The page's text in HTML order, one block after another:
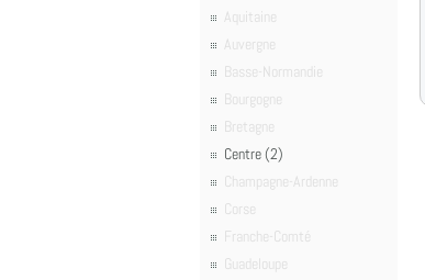
Aquitaine
Auvergne
Basse-Normandie
Bourgogne
Bretagne
Centre (2)
Champagne-Ardenne
Corse
Franche-Comté
Guadeloupe